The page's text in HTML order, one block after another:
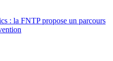
: la FNTP propose un parcours